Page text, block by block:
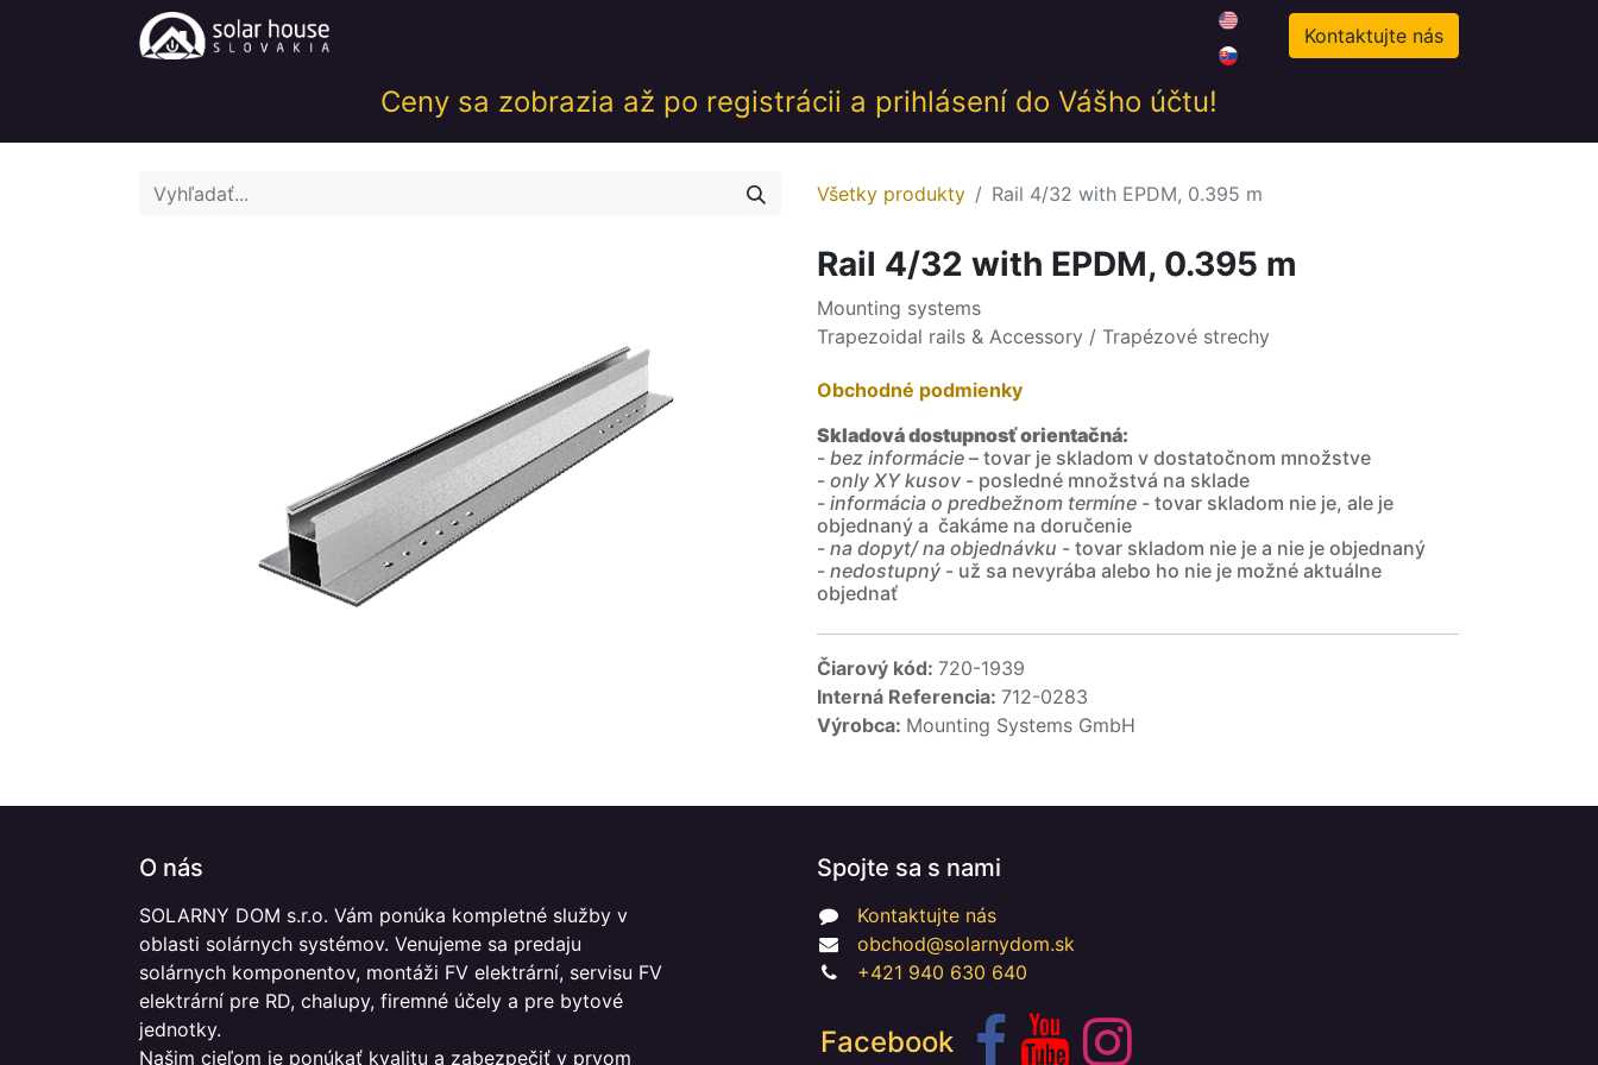
Novinky 0
Kontaktujte nás
Ceny sa zobrazia až po registrácii a prihlásení do Vášho účtu!
Všetky produkty Rail 4/32 with EPDM, 0.395 m
Rail 4/32 with EPDM, 0.395 m
Mounting systems
Trapezoidal rails & Accessory / Trapézové strechy
Obchodné podmienky
Skladová dostupnosť orientačná:
- bez informácie – tovar je skladom v dostatočnom množstve
- only XY kusov - posledné množstvá na sklade
- informácia o predbežnom termíne - tovar skladom nie je, ale je
objednaný a čakáme na doručenie
- na dopyt/ na objednávku - tovar skladom nie je a nie je objednaný
- nedostupný - už sa nevyrába alebo ho nie je možné aktuálne
objednať
Čiarový kód: 720-1939
Interná Referencia: 712-0283
Výrobca: Mounting Systems GmbH
O nás
SOLARNY DOM s.r.o. Vám ponúka kompletné služby v
oblasti solárnych systémov. Venujeme sa predaju
solárnych komponentov, montáži FV elektrární, servisu FV
elektrární pre RD, chalupy, firemné účely a pre bytové
jednotky.
Našim cieľom je ponúkať kvalitu a zabezpečiť v prvom
Spojte sa s nami
Kontaktujte nás
obchod@solarnydom.sk
+421 940 630 640
Facebook